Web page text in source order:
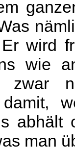
wird
wie
abhält
man